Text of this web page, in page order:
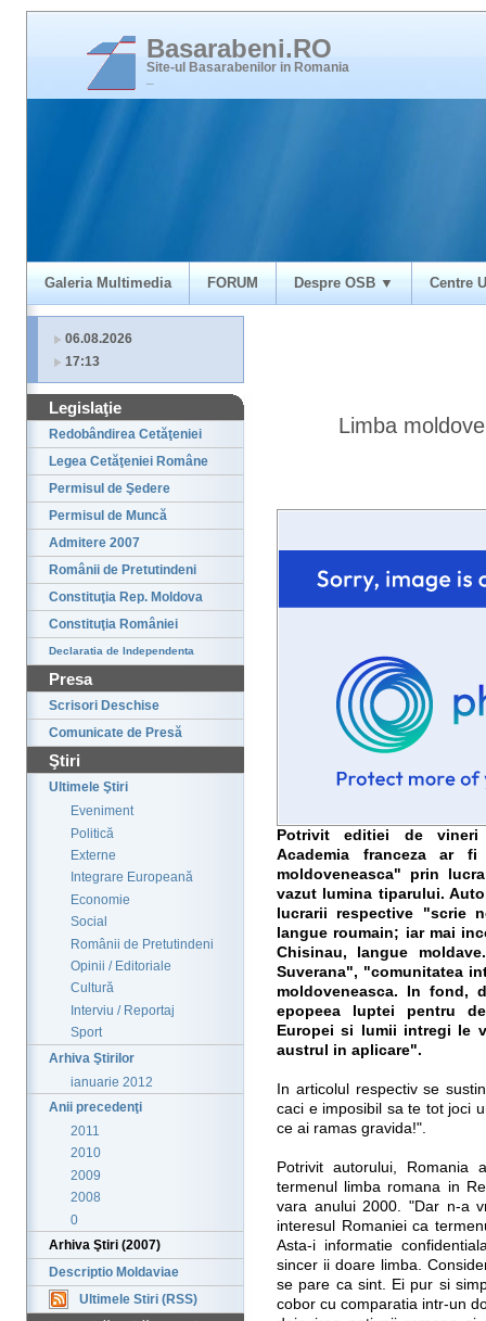
Basarabeni.RO
Site-ul Basarabenilor in Romania
Galeria Multimedia FORUM Despre OSB ▼ Centre
06.08.2026
17:13
Legislaţie
Redobândirea Cetăţeniei
Legea Cetăţeniei Române
Permisul de Şedere
Permisul de Muncă
Admitere 2007
Românii de Pretutindeni
Constituţia Rep. Moldova
Constituţia României
Declaratia de Independenta
Presa
Scrisori Deschise
Comunicate de Presă
Ştiri
Ultimele Ştiri
Eveniment
Politică
Externe
Integrare Europeană
Economie
Social
Românii de Pretutindeni
Opinii / Editoriale
Cultură
Interviu / Reportaj
Sport
Arhiva Ştirilor
ianuarie 2012
Anii precedenţi
2011
2010
2009
2008
0
Arhiva Ştiri (2007)
Descriptio Moldaviae
Ultimele Stiri (RSS)
Limba
Potrivit editiei de vineri
Academia franceza ar
moldoveneasca" prin
vazut lumina tiparului.
lucrarii respective "scrie
langue roumain; iar mai
Chisinau, langue
Suverana", "comunitatea
moldoveneasca. In fond,
epopeea luptei pentru
Europei si lumii intregi le
austrul in aplicare".
In articolul respectiv se
caci e imposibil sa te tot joci
ce ai ramas gravida!".
Potrivit autorului,
termenul limba romana in
vara anului 2000. "Dar n-a
interesul Romaniei ca
Asta-i informatie
sincer ii doare limba.
se pare ca sint. Ei pur si
cobor cu comparatia intr-un